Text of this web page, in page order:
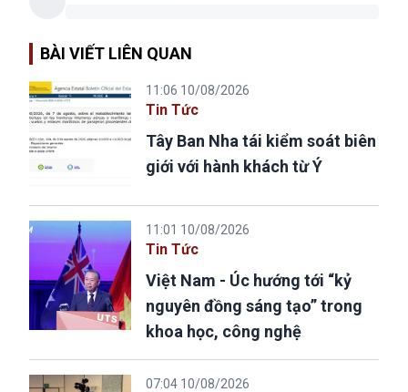
BÀI VIẾT LIÊN QUAN
11:06 10/08/2026
Tin Tức
Tây Ban Nha tái kiểm soát biên
giới với hành khách từ Ý
11:01 10/08/2026
Tin Tức
Việt Nam - Úc hướng tới “kỷ
nguyên đồng sáng tạo” trong
khoa học, công nghệ
07:04 10/08/2026